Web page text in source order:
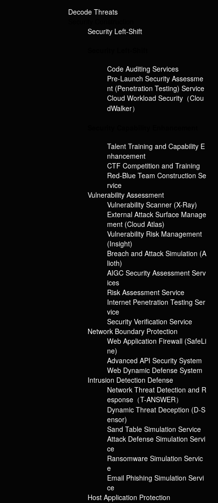
Decode Threats
Security Left-Shift
Code Auditing Services
Pre-Launch Security Assessme
nt (Penetration Testing) Service
Cloud Workload Security（Clou
dWalker）
Talent Training and Capability E
nhancement
CTF Competition and Training
Red-Blue Team Construction Se
rvice
Vulnerability Assessment
Vulnerability Scanner (X-Ray)
External Attack Surface Manage
ment (Cloud Atlas)
Vulnerability Risk Management
(Insight)
Breach and Attack Simulation (A
lioth)
AIGC Security Assessment Serv
ices
Risk Assessment Service
Internet Penetration Testing Ser
vice
Security Verification Service
Network Boundary Protection
Web Application Firewall (SafeLi
ne)
Advanced API Security System
Web Dynamic Defense System
Intrusion Detection Defense
Network Threat Detection and R
esponse（T-ANSWER）
Dynamic Threat Deception (D-S
ensor)
Sand Table Simulation Service
Attack Defense Simulation Servi
ce
Ransomware Simulation Servic
e
Email Phishing Simulation Servi
ce
Host Application Protection
Zhengzhou Railway Bureau × Chaitin: At
the Crossroads of the Nation,
Safeguarding the Pulse of China's Railway
郑州市，史谓“天地之中”，河南省省会、特大城市，中国中部地区重要
郑州位于全国铁路网正中心，中国国家地理运输的战略中心，京广、
陇海、焦柳、京九四大干线在此交汇，是立足中原、服务四方的交通
命脉，承东启西、连接南北的经济走廊，被称为“中国铁路心脏”。